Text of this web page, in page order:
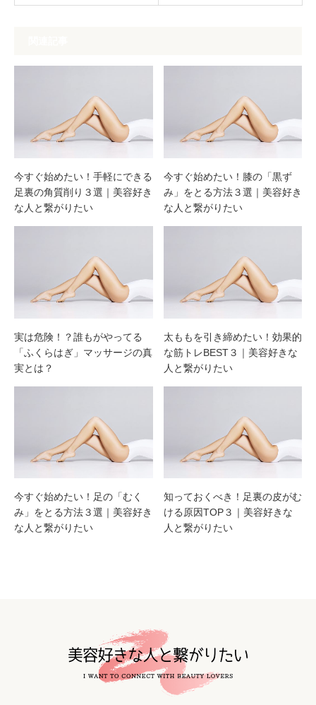
今すぐ始めたい！手軽にできる
足裏の角質削り３選｜美容好き
な人と繋がりたい
今すぐ始めたい！膝の「黒ず
み」をとる方法３選｜美容好き
な人と繋がりたい
実は危険！？誰もがやってる
「ふくらはぎ」マッサージの真
実とは？
太ももを引き締めたい！効果的
な筋トレBEST３｜美容好きな
人と繋がりたい
今すぐ始めたい！足の「むく
み」をとる方法３選｜美容好き
な人と繋がりたい
知っておくべき！足裏の皮がむ
ける原因TOP３｜美容好きな
人と繋がりたい